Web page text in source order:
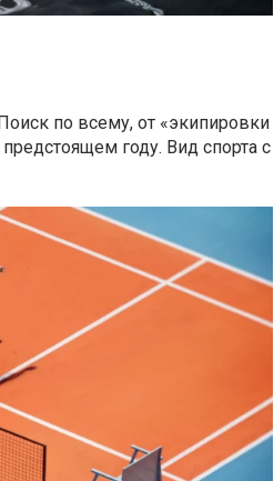
по всему, от «экипировки
году. Вид спорта с